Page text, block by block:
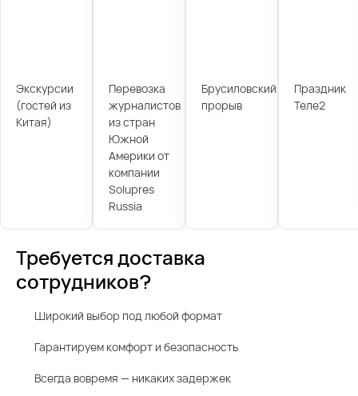
Экскурсии
(гостей из
Китая)
Перевозка
журналистов
из стран
Южной
Америки от
компании
Solupres
Russia
Брусиловский
прорыв
Праздник
Теле2
Требуется доставка
сотрудников?
Широкий выбор под любой формат
Гарантируем комфорт и безопасность
Всегда вовремя — никаких задержек